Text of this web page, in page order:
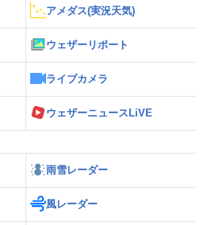
アメダス(実況天気)
ウェザーリポート
ライブカメラ
ウェザーニュースLiVE
雨雪レーダー
風レーダー